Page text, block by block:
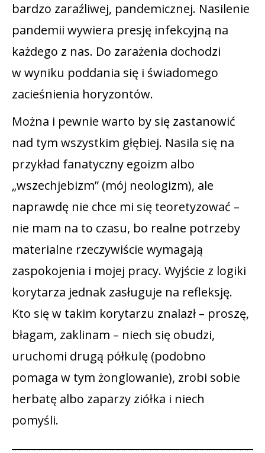
bardzo zaraźliwej, pandemicznej. Nasilenie
pandemii wywiera presję infekcyjną na
każdego z nas. Do zarażenia dochodzi
w wyniku poddania się i świadomego
zacieśnienia horyzontów.
Można i pewnie warto by się zastanowić
nad tym wszystkim głębiej. Nasila się na
przykład fanatyczny egoizm albo
„wszechjebizm” (mój neologizm), ale
naprawdę nie chce mi się teoretyzować –
nie mam na to czasu, bo realne potrzeby
materialne rzeczywiście wymagają
zaspokojenia i mojej pracy. Wyjście z logiki
korytarza jednak zasługuje na refleksję.
Kto się w takim korytarzu znalazł – proszę,
błagam, zaklinam – niech się obudzi,
uruchomi drugą półkulę (podobno
pomaga w tym żonglowanie), zrobi sobie
herbatę albo zaparzy ziółka i niech
pomyśli.